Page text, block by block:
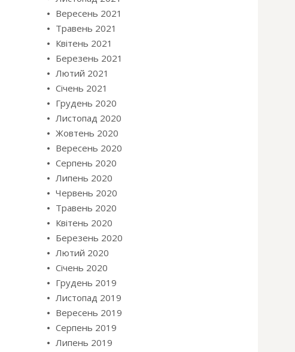
Вересень 2021
Травень 2021
Квітень 2021
Березень 2021
Лютий 2021
Січень 2021
Грудень 2020
Листопад 2020
Жовтень 2020
Вересень 2020
Серпень 2020
Липень 2020
Червень 2020
Травень 2020
Квітень 2020
Березень 2020
Лютий 2020
Січень 2020
Грудень 2019
Листопад 2019
Вересень 2019
Серпень 2019
Липень 2019